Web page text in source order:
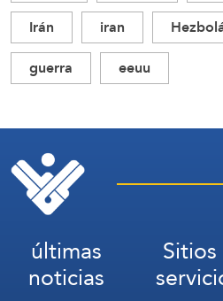
Irán
iran
guerra
eeuu
últimas
noticias